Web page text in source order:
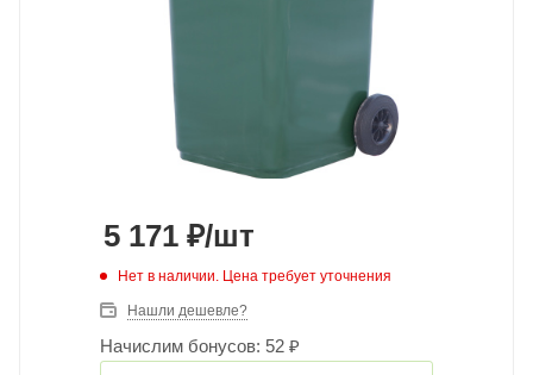
5 171 ₽/шт
Нет в наличии. Цена требует уточнения
Нашли дешевле?
Начислим бонусов: 52 ₽